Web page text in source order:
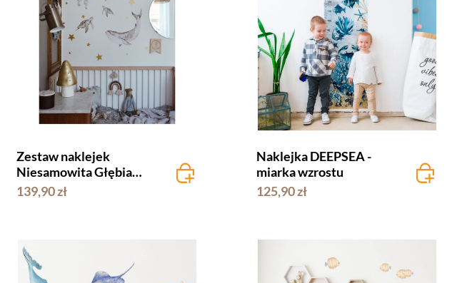
Zestaw naklejek
Niesamowita Głębia
Oceanu
139,90 zł
Naklejka DEEPSEA -
miarka wzrostu
125,90 zł